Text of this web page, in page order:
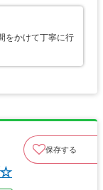
をかけて丁寧に行
保存する
☆